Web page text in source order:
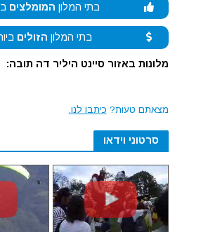
בתי המלון המומלצים
בתי המלון הזולים
מלונות באזור סיינט היליר דה תובה:
מצאתם טעות? כיתבו לנו.
סרטוני וידאו